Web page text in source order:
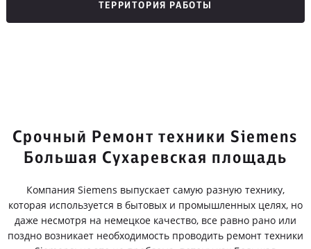
ТЕРРИТОРИЯ РАБОТЫ
Срочный Ремонт техники Siemens
Большая Сухаревская площадь
Компания Siemens выпускает самую разную технику,
которая используется в бытовых и промышленных целях, но
даже несмотря на немецкое качество, все равно рано или
поздно возникает необходимость проводить ремонт техники